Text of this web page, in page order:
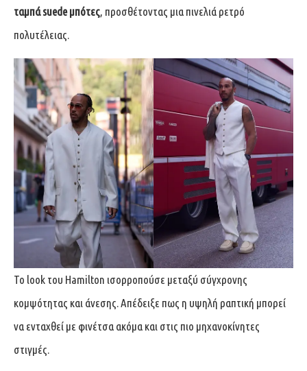
ταμπά suede μπότες, προσθέτοντας μια πινελιά ρετρό
πολυτέλειας.
Το look του Hamilton ισορροπούσε μεταξύ σύγχρονης
κομψότητας και άνεσης. Απέδειξε πως η υψηλή ραπτική μπορεί
να ενταχθεί με φινέτσα ακόμα και στις πιο μηχανοκίνητες
στιγμές.